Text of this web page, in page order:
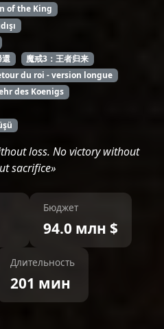
of the King
還
魔戒3：王者归来
du roi - version longue
des Koenigs
loss. No victory without
sacrifice»
Бюджет
94.0 млн $
Длительность
201 мин